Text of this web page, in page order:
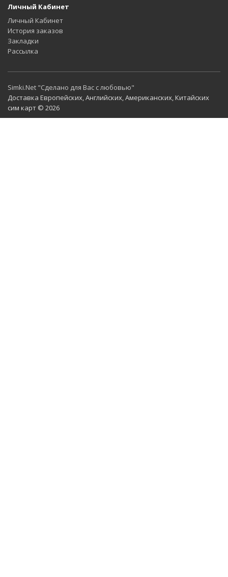
Личный Кабинет
Личный Кабинет
История заказов
Закладки
Рассылка
Simki.Net "Сделано для Вас с любовью"
Доставка Европейских, Английских, Американских, Китайских
сим карт © 2026